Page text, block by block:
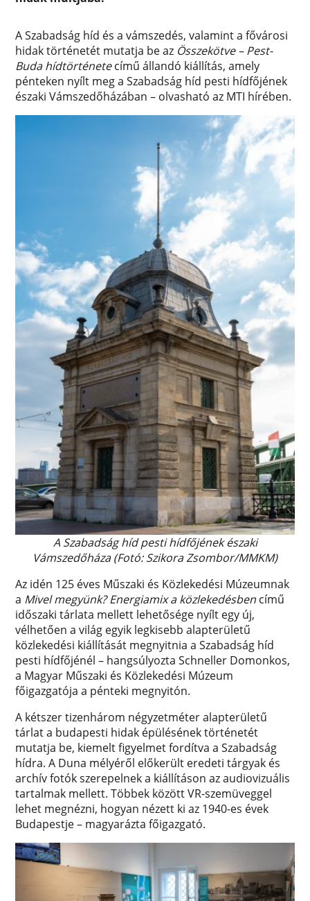
A Szabadság híd és a vámszedés, valamint a fővárosi
hidak történetét mutatja be az Összekötve – Pest-
Buda hídtörténetecímű állandó kiállítás, amely
pénteken nyílt meg a Szabadság híd pesti hídfőjének
északi Vámszedőházában – olvasható az MTI hírében.
A Szabadság híd pesti hídfőjének északi
Vámszedőháza (Fotó: Szikora Zsombor/MMKM)
Az idén 125 éves Műszaki és Közlekedési Múzeumnak
a Mivel megyünk? Energiamix a közlekedésben című
időszaki tárlata mellett lehetősége nyílt egy új,
vélhetően a világ egyik legkisebb alapterületű
közlekedési kiállítását megnyitnia a Szabadság híd
pesti hídfőjénél – hangsúlyozta Schneller Domonkos,
a Magyar Műszaki és Közlekedési Múzeum
főigazgatója a pénteki megnyitón.
A kétszer tizenhárom négyzetméter alapterületű
tárlat a budapesti hidak épülésének történetét
mutatja be, kiemelt figyelmet fordítva a Szabadság
hídra. A Duna mélyéről előkerült eredeti tárgyak és
archív fotók szerepelnek a kiállításon az audiovizuális
tartalmak mellett. Többek között VR-szemüveggel
lehet megnézni, hogyan nézett ki az 1940-es évek
Budapestje – magyarázta főigazgató.